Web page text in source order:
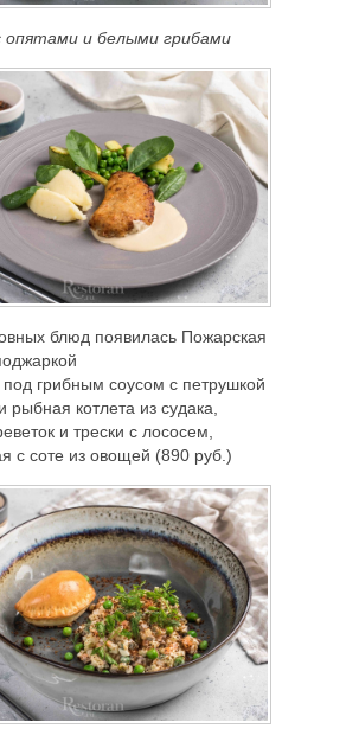
опятами и белыми грибами
блюд появилась Пожарская
под грибным соусом с петрушкой
рыбная котлета из судака,
и трески с лососем,
с соте из овощей (890 руб.)